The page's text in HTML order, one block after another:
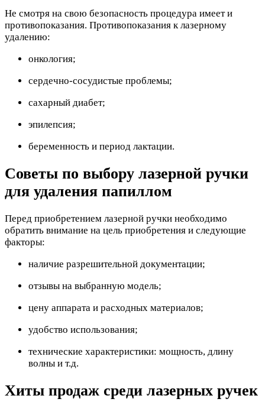
Не смотря на свою безопасность процедура имеет и
противопоказания. Противопоказания к лазерному
удалению:
онкология;
сердечно-сосудистые проблемы;
сахарный диабет;
эпилепсия;
беременность и период лактации.
Советы по выбору лазерной ручки
для удаления папиллом
Перед приобретением лазерной ручки необходимо
обратить внимание на цель приобретения и следующие
факторы:
наличие разрешительной документации;
отзывы на выбранную модель;
цену аппарата и расходных материалов;
удобство использования;
технические характеристики: мощность, длину
волны и т.д.
Хиты продаж среди лазерных ручек